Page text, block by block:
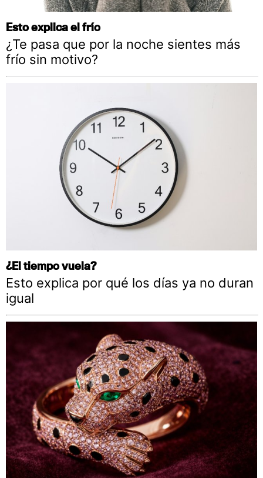
Esto explica el frío
¿Te pasa que por la noche sientes más
frío sin motivo?
¿El tiempo vuela?
Esto explica por qué los días ya no duran
igual